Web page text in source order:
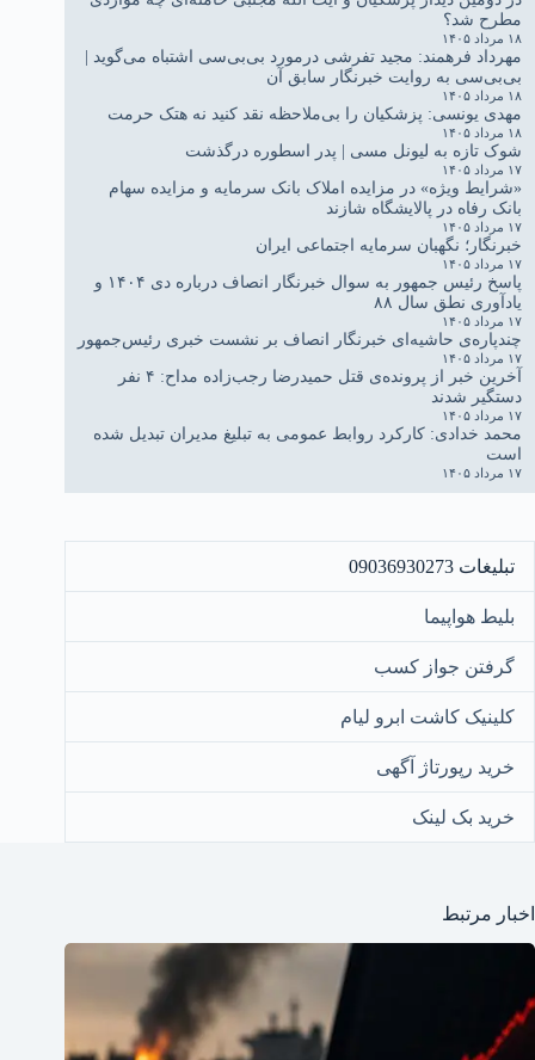
مطرح شد؟
۱۸ مرداد ۱۴۰۵
مهرداد فرهمند: مجید تفرشی درمورد بی‌بی‌سی اشتباه می‌گوید |
بی‌بی‌سی به روایت خبرنگار سابق آن
۱۸ مرداد ۱۴۰۵
مهدی یونسی: پزشکیان را بی‌ملاحظه نقد کنید نه هتک حرمت
۱۸ مرداد ۱۴۰۵
شوک تازه به لیونل مسی | پدر اسطوره درگذشت
۱۷ مرداد ۱۴۰۵
«شرایط ویژه» در مزایده املاک بانک سرمایه و مزایده سهام
بانک رفاه در پالایشگاه شازند
۱۷ مرداد ۱۴۰۵
خبرنگار؛ نگهبان سرمایه اجتماعی ایران
۱۷ مرداد ۱۴۰۵
پاسخ رئیس جمهور به سوال خبرنگار انصاف درباره دی ۱۴۰۴ و
یادآوری نطق سال ۸۸
۱۷ مرداد ۱۴۰۵
چندپاره‌ی حاشیه‌ای خبرنگار انصاف بر نشست خبری رئیس‌جمهور
۱۷ مرداد ۱۴۰۵
آخرین خبر از پرونده‌ی قتل حمیدرضا رجب‌زاده مداح: ۴ نفر
دستگیر شدند
۱۷ مرداد ۱۴۰۵
محمد خدادی: کارکرد روابط عمومی به تبلیغ مدیران تبدیل شده
است
۱۷ مرداد ۱۴۰۵
تبلیغات 09036930273
بلیط هواپیما
گرفتن جواز کسب
کلینیک کاشت ابرو لیام
خرید رپورتاژ آگهی
خرید بک لینک
اخبار مرتبط